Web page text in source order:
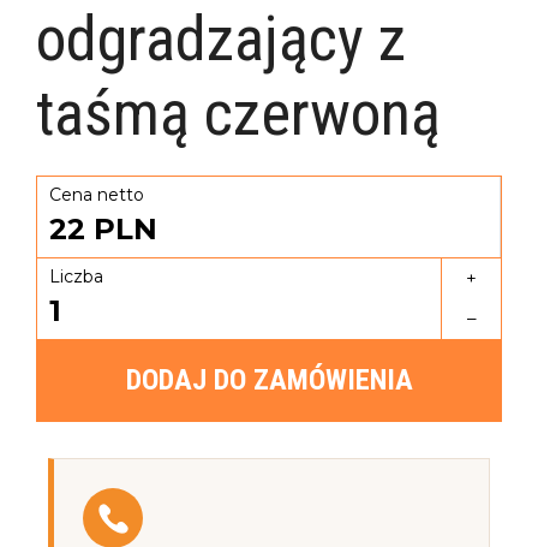
odgradzający z
taśmą czerwoną
Cena netto
22 PLN
Liczba
1
+
–
DODAJ DO ZAMÓWIENIA